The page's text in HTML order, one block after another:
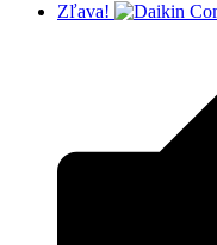
bola:
je:
Zľava!